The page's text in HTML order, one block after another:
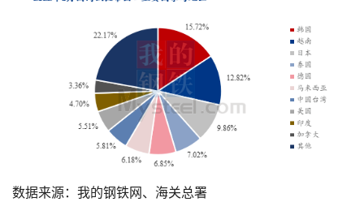
数据来源：我的钢铁网、海关总署